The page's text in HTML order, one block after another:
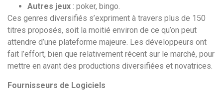
Autres jeux : poker, bingo.
Ces genres diversifiés s’expriment à travers plus de 150
titres proposés, soit la moitié environ de ce qu’on peut
attendre d’une plateforme majeure. Les développeurs ont
fait l’effort, bien que relativement récent sur le marché, pour
mettre en avant des productions diversifiées et novatrices.
Fournisseurs de Logiciels